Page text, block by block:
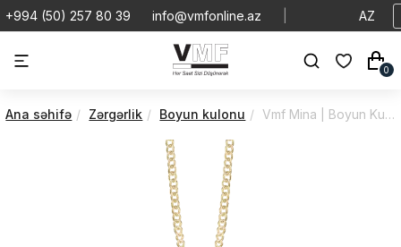
+994 (50) 257 80 39 info@vmfonline.az AZ
0
Ana səhifə Zərgərlik Boyun kulonu Vmf Mina | Boyun Kulonu | VMBK/680-G116